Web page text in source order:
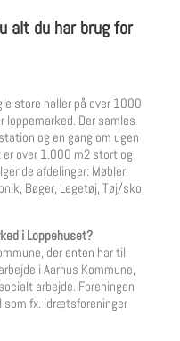
alt du har brug for
store haller på over 1000
loppemarked. Der samles
og en gang om ugen
over 1.000 m2 stort og
afdelinger: Møbler,
Bøger, Legetøj, Tøj/sko,
i Loppehuset?
der enten har til
i Aarhus Kommune,
arbejde. Foreningen
som fx. idrætsforeninger